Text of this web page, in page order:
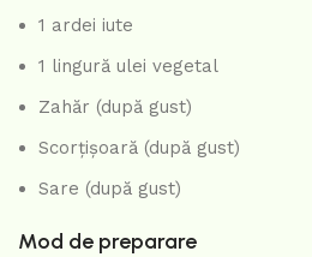
1 ardei iute
1 lingură ulei vegetal
Zahăr (după gust)
Scorțișoară (după gust)
Sare (după gust)
Mod de preparare